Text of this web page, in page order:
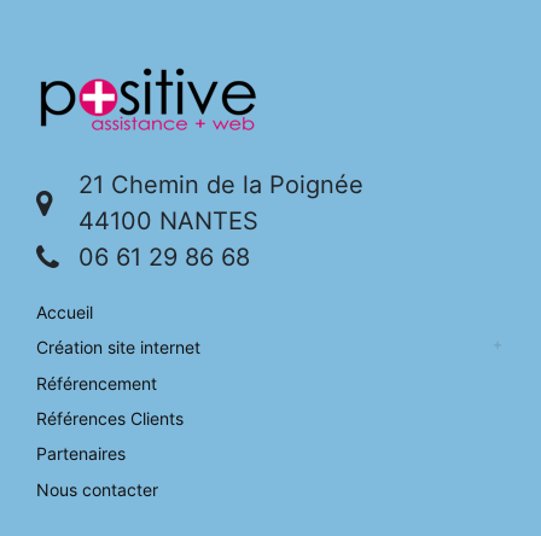
21 Chemin de la Poignée
44100 NANTES
06 61 29 86 68
Accueil
Création site internet
Référencement
Références Clients
Partenaires
Nous contacter